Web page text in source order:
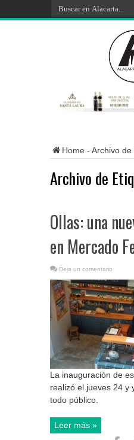
Home - Archivo de
Archivo de
Ollas: una
en Mercado
Deja un comentario
La inauguración de
realizó el jueves 24 y
todo público.
Leer más »